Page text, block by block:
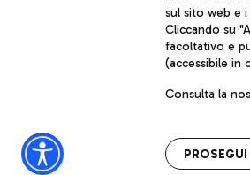
Aeroporti di Roma S.p.A. - Società
Codice fiscale e Registro delle
Capitale sociale 62.224.743,00 int.
Sede legale: Via Pier Paolo Racchetti
sul sito web e i
Cliccando su
facoltativo e
(accessibile in
Consulta la